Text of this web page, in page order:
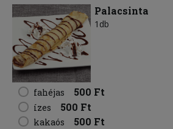
Palacsinta
1db
fahéjas 500 Ft
ízes 500 Ft
kakaós 500 Ft